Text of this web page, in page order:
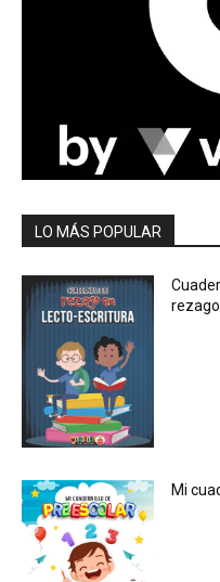
LO MÁS POPULAR
Mi